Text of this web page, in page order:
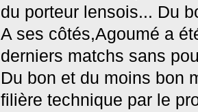
du porteur lensois... Du
A ses côtés,Agoumé a
derniers matchs sans
Du bon et du moins bon
filière technique par le